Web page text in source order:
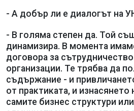
- А добър ли е диалогът на
- В голяма степен да. Той
динамизира. В момента
договора за
организации. Те трябва да
съдържание - и
от практиката, и изнасянето
самите бизнес структури